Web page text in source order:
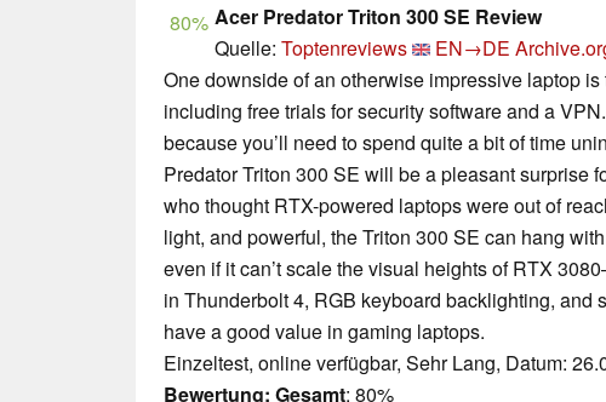
80% Acer Predator Triton 300 SE Review
Quelle: Toptenreviews EN→DE
One downside of an otherwise impressive laptop
including free trials for security software and a
because you’ll need to spend quite a bit of time
Predator Triton 300 SE will be a pleasant surprise
who thought RTX-powered laptops were out of
light, and powerful, the Triton 300 SE can hang
even if it can’t scale the visual heights of RTX
in Thunderbolt 4, RGB keyboard backlighting, and
have a good value in gaming laptops.
Einzeltest, online verfügbar, Sehr Lang, Datum:
Bewertung: Gesamt: 80%